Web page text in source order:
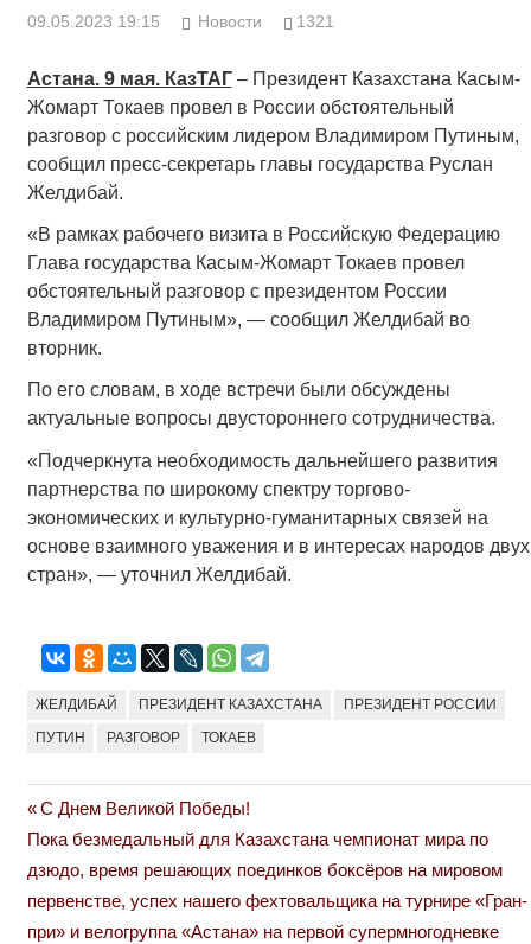
09.05.2023 19:15 Новости 1321
Астана. 9 мая. КазТАГ– Президент Казахстана Касым-
Жомарт Токаев провел в России обстоятельный
разговор с российским лидером Владимиром Путиным,
сообщил пресс-секретарь главы государства Руслан
Желдибай.
«В рамках рабочего визита в Российскую Федерацию
Глава государства Касым-Жомарт Токаев провел
обстоятельный разговор с президентом России
Владимиром Путиным», — сообщил Желдибай во
вторник.
По его словам, в ходе встречи были обсуждены
актуальные вопросы двустороннего сотрудничества.
«Подчеркнута необходимость дальнейшего развития
партнерства по широкому спектру торгово-
экономических и культурно-гуманитарных связей на
основе взаимного уважения и в интересах народов двух
стран», — уточнил Желдибай.
ЖЕЛДИБАЙ ПРЕЗИДЕНТ КАЗАХСТАНА ПРЕЗИДЕНТ РОССИИ
ПУТИН РАЗГОВОР ТОКАЕВ
Навигация
по
записям
Previous
Post:
С Днем Великой Победы!
Next
Post:
Пока безмедальный для Казахстана чемпионат мира по
дзюдо, время решающих поединков боксёров на мировом
первенстве, успех нашего фехтовальщика на турнире «Гран-
при» и велогруппа «Астана» на первой супермногодневке